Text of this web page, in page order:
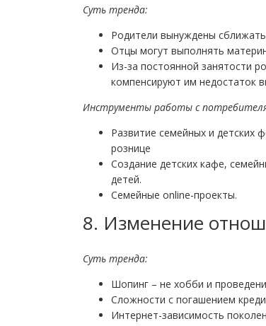
Суть тренда:
Родители вынуждены
Отцы могут выполнять
Из-за постоянной занятости
компенсируют им недостаток
Инструменты работы с
Развитие семейных и детских
рознице
Создание детских кафе,
детей.
Семейные online-проекты.
8. Изменение
Суть тренда:
Шопинг – не хобби и
Сложности с погашением
Интернет-зависимость